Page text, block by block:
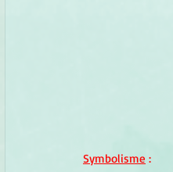
Symbolisme :